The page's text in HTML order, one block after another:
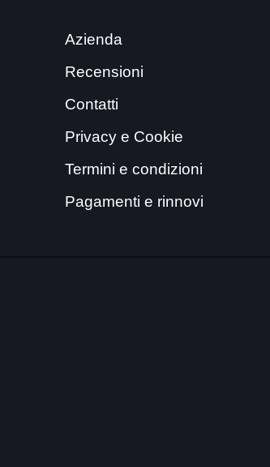
Azienda
Recensioni
Contatti
Privacy e Cookie
Termini e condizioni
Pagamenti e rinnovi